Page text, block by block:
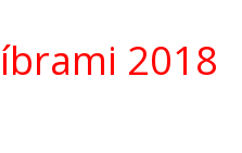
2018